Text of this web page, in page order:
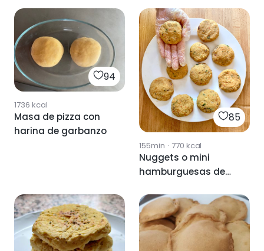
94
1736 kcal
Masa de pizza con
harina de garbanzo
85
155min · 770 kcal
Nuggets o mini
hamburguesas de